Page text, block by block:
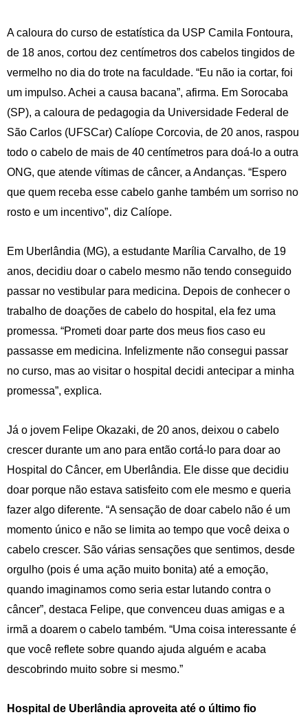
A caloura do curso de estatística da USP Camila Fontoura,
de 18 anos, cortou dez centímetros dos cabelos tingidos de
vermelho no dia do trote na faculdade. “Eu não ia cortar, foi
um impulso. Achei a causa bacana”, afirma. Em Sorocaba
(SP), a caloura de pedagogia da Universidade Federal de
São Carlos (UFSCar) Calíope Corcovia, de 20 anos, raspou
todo o cabelo de mais de 40 centímetros para doá-lo a outra
ONG, que atende vítimas de câncer, a Andanças. “Espero
que quem receba esse cabelo ganhe também um sorriso no
rosto e um incentivo”, diz Calíope.
Em Uberlândia (MG), a estudante Marília Carvalho, de 19
anos, decidiu doar o cabelo mesmo não tendo conseguido
passar no vestibular para medicina. Depois de conhecer o
trabalho de doações de cabelo do hospital, ela fez uma
promessa. “Prometi doar parte dos meus fios caso eu
passasse em medicina. Infelizmente não consegui passar
no curso, mas ao visitar o hospital decidi antecipar a minha
promessa”, explica.
Já o jovem Felipe Okazaki, de 20 anos, deixou o cabelo
crescer durante um ano para então cortá-lo para doar ao
Hospital do Câncer, em Uberlândia. Ele disse que decidiu
doar porque não estava satisfeito com ele mesmo e queria
fazer algo diferente. “A sensação de doar cabelo não é um
momento único e não se limita ao tempo que você deixa o
cabelo crescer. São várias sensações que sentimos, desde
orgulho (pois é uma ação muito bonita) até a emoção,
quando imaginamos como seria estar lutando contra o
câncer”, destaca Felipe, que convenceu duas amigas e a
irmã a doarem o cabelo também. “Uma coisa interessante é
que você reflete sobre quando ajuda alguém e acaba
descobrindo muito sobre si mesmo.”
Hospital de Uberlândia aproveita até o último fio